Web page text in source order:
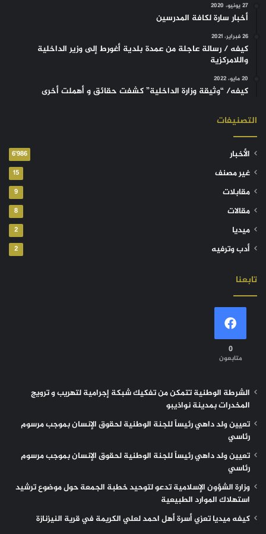
27 يونيو، 2020
أخبار سارة لكافة المدرسين
26 فبراير، 2021
كيفه / رسالة عاجلة من عمدة بلدية أغورط إلى وزير الداخلية
واللامركزية
20 مايو، 2022
كيفه/ “وثيقة وزارة الداخلية” كشفت حقائق و أهملت أخرى
التصنيفات
الأخبار 6٬986
غير مصنف 15
مقابلات 9
مقالات 8
ميديا 2
أدب وترفيه 2
تابعنا
0
متابعون
الشرطة الوطنية تتمكن من تفكيك شبكة إجرامية لتهريب و ترويج
المخدرات بمدينة نواذيبو
تعيين ولد داهي رئيساً للجنة الوطنية لحقوق الإنسان بموجب مرسوم
رئاسي
تعيين ولد داهي رئيساً للجنة الوطنية لحقوق الإنسان بموجب مرسوم
رئاسي
وزارة الشؤون الإسلامية تدعو لتوحيد خطبة الجمعة حول موضوع ترشيد
استهلاك الموارد الطبيعية
كيفه ميديا تعزي أسرة أهل احمد لعلي الكريمة في قرية النيزنازة